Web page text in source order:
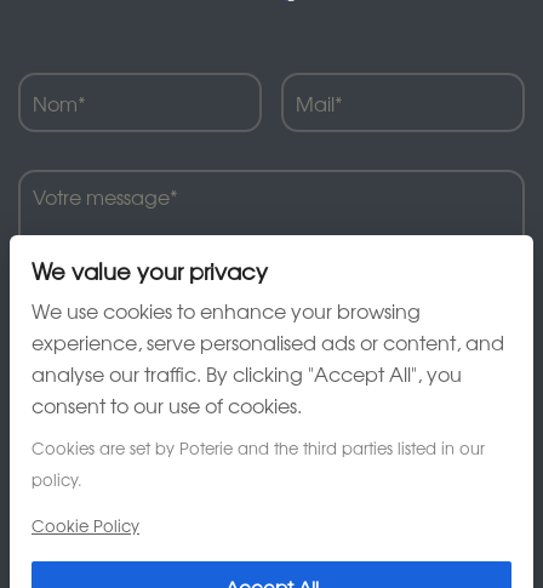
J'ai lu et accepte la charte de confidentialité
We value your privacy
We use cookies to enhance your browsing
experience, serve personalised ads or content, and
analyse our traffic. By clicking "Accept All", you
consent to our use of cookies.
Cookies are set by Poterie and the third parties listed in our
policy.
Cookie Policy